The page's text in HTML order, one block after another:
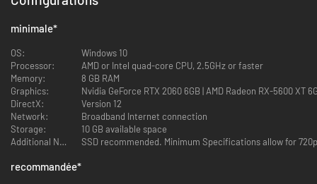
l’humanité !
Une aventure grandiose, digne d’un film d’animation :
Avec sa magnifique direction artistique et un monde animé, Darwin’s
Paradox vous plonge dans une épopée visuelle et émouvante, où le
moindre détail vous permet d’en apprendre plus sur l’incroyable histoire
du jeu.
minimale*
OS:
Windows 10
Processor:
AMD or Intel quad-core CPU, 2.5GHz or faster
Memory:
8 GB RAM
Graphics:
Nvidia GeForce RTX 2060 6GB | AMD Radeon RX-5600 XT
DirectX:
Version 12
Network:
Broadband Internet connection
Storage:
10 GB available space
Additional Notes:
SSD recommended. Minimum Specifications allow for
recommandée*